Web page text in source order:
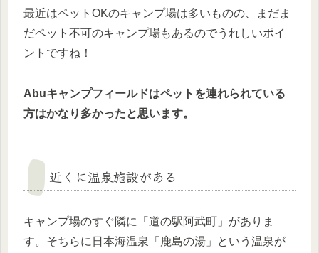
最近はペットOKのキャンプ場は多いものの、まだま
だペット不可のキャンプ場もあるのでうれしいポイ
ントですね！
Abuキャンプフィールドはペットを連れられている
方はかなり多かったと思います。
近くに温泉施設がある
キャンプ場のすぐ隣に「道の駅阿武町」がありま
す。そちらに日本海温泉「鹿島の湯」という温泉が